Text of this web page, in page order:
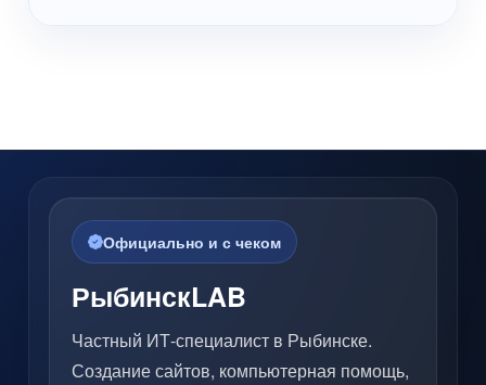
Официально и с чеком
РыбинскLAB
Частный ИТ-специалист в Рыбинске.
Создание сайтов, компьютерная помощь,